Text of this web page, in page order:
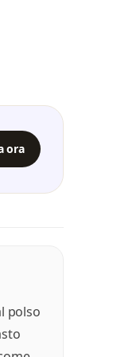
ora
polso